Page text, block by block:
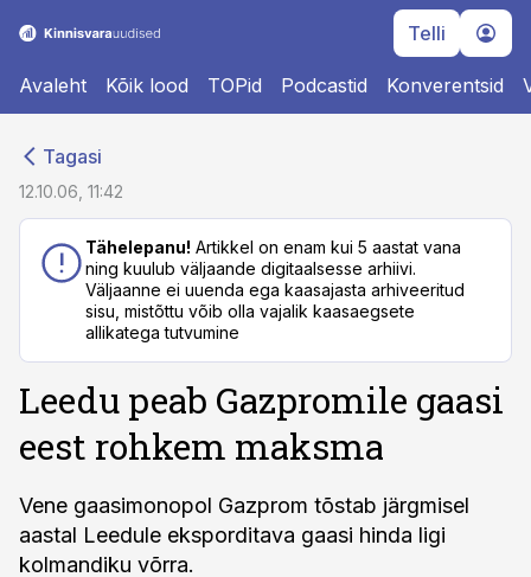
Telli
Avaleht Kõik lood TOPid Podcastid Konverentsid
Tagasi
12.10.06, 11:42
Tähelepanu! Artikkel on enam kui 5 aastat vana
ning kuulub väljaande digitaalsesse arhiivi.
Väljaanne ei uuenda ega kaasajasta arhiveeritud
sisu, mistõttu võib olla vajalik kaasaegsete
allikatega tutvumine
Leedu peab Gazpromile gaasi
eest rohkem maksma
Vene gaasimonopol Gazprom tõstab järgmisel
aastal Leedule eksporditava gaasi hinda ligi
kolmandiku võrra.